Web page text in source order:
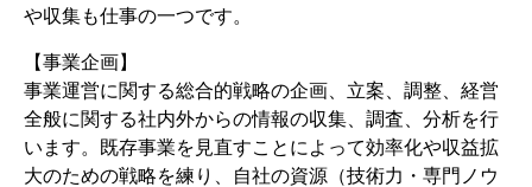
や収集も仕事の一つです。
【事業企画】
事業運営に関する総合的戦略の企画、立案、調整、経営
全般に関する社内外からの情報の収集、調査、分析を行
います。既存事業を見直すことによって効率化や収益拡
大のための戦略を練り、自社の資源（技術力・専門ノウ